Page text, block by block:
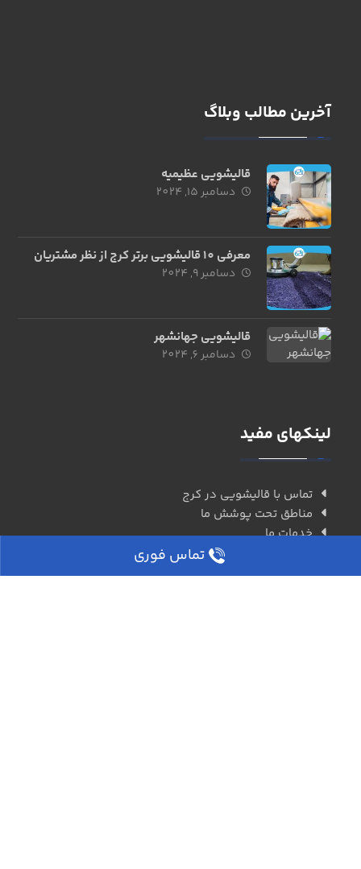
آخرین مطالب وبلاگ
قالیشویی عظیمیه
دسامبر 15, 2024
معرفی 10 قالیشویی برتر کرج از نظر مشتریان
دسامبر 9, 2024
قالیشویی جهانشهر
دسامبر 6, 2024
لینکهای مفید
تماس با قالیشویی در کرج
مناطق تحت پوشش ما
خدمات ما
درباره ما
تماس فوری